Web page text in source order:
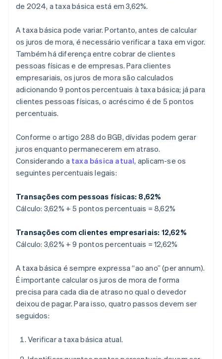
de 2024, a taxa básica está em 3,62%.
A taxa básica pode variar. Portanto, antes de calcular
os juros de mora, é necessário verificar a taxa em vigor.
Também há diferença entre cobrar de clientes
pessoas físicas e de empresas. Para clientes
empresariais, os juros de mora são calculados
adicionando 9 pontos percentuais à taxa básica; já para
clientes pessoas físicas, o acréscimo é de 5 pontos
percentuais.
Conforme o artigo 288 do BGB, dívidas podem gerar
juros enquanto permanecerem em atraso.
Considerando a taxa básica atual, aplicam-se os
seguintes percentuais legais:
Transações com pessoas físicas: 8,62%
Cálculo: 3,62% + 5 pontos percentuais = 8,62%
Transações com clientes empresariais: 12,62%
Cálculo: 3,62% + 9 pontos percentuais = 12,62%
A taxa básica é sempre expressa “ao ano” (per annum).
É importante calcular os juros de mora de forma
precisa para cada dia de atraso no qual o devedor
deixou de pagar. Para isso, quatro passos devem ser
seguidos:
Verificar a taxa básica atual.